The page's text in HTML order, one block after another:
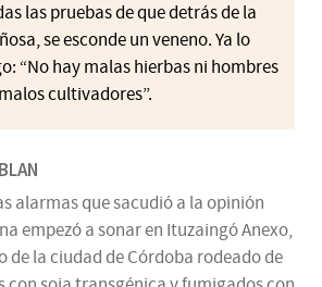
las pruebas de que detrás de la
se esconde un veneno. Ya lo
“No hay malas hierbas ni hombres
cultivadores”.
alarmas que sacudió a la opinión
empezó a sonar en Ituzaingó Anexo,
de la ciudad de Córdoba rodeado de